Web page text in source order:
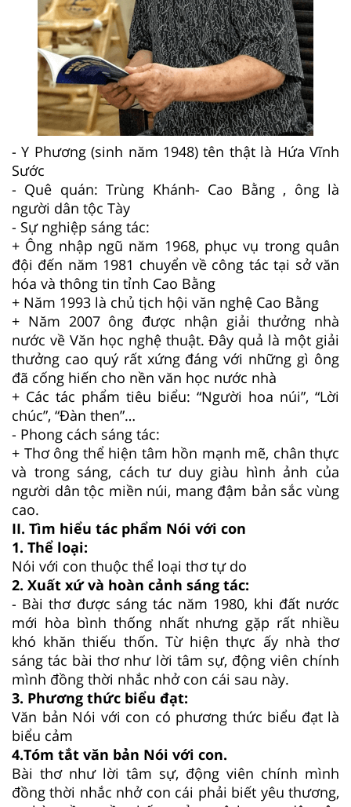
- Y Phương (sinh năm 1948) tên thật là Hứa Vĩnh
Sước
- Quê quán: Trùng Khánh- Cao Bằng , ông là
người dân tộc Tày
- Sự nghiệp sáng tác:
+ Ông nhập ngũ năm 1968, phục vụ trong quân
đội đến năm 1981 chuyển về công tác tại sở văn
hóa và thông tin tỉnh Cao Bằng
+ Năm 1993 là chủ tịch hội văn nghệ Cao Bằng
+ Năm 2007 ông được nhận giải thưởng nhà
nước về Văn học nghệ thuật. Đây quả là một giải
thưởng cao quý rất xứng đáng với những gì ông
đã cống hiến cho nền văn học nước nhà
+ Các tác phẩm tiêu biểu: “Người hoa núi”, “Lời
chúc”, “Đàn then”…
- Phong cách sáng tác:
+ Thơ ông thể hiện tâm hồn mạnh mẽ, chân thực
và trong sáng, cách tư duy giàu hình ảnh của
người dân tộc miền núi, mang đậm bản sắc vùng
cao.
II. Tìm hiểu tác phẩm Nói với con
1. Thể loại:
Nói với con thuộc thể loại thơ tự do
2. Xuất xứ và hoàn cảnh sáng tác:
- Bài thơ được sáng tác năm 1980, khi đất nước
mới hòa bình thống nhất nhưng gặp rất nhiều
khó khăn thiếu thốn. Từ hiện thực ấy nhà thơ
sáng tác bài thơ như lời tâm sự, động viên chính
mình đồng thời nhắc nhở con cái sau này.
3. Phương thức biểu đạt:
Văn bản Nói với con có phương thức biểu đạt là
biểu cảm
4.Tóm tắt văn bản Nói với con.
Bài thơ như lời tâm sự, động viên chính mình
đồng thời nhắc nhở con cái phải biết yêu thương,